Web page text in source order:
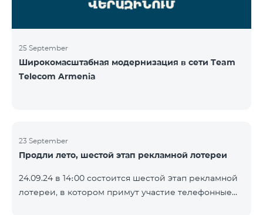
25 September
Широкомасштабная модернизация в сети Team
Telecom Armenia
23 September
Продли лето, шестой этап рекламной лотереи
24.09.24 в 14։00 состоится шестой этап рекламной
лотереи, в котором примут участие телефонные